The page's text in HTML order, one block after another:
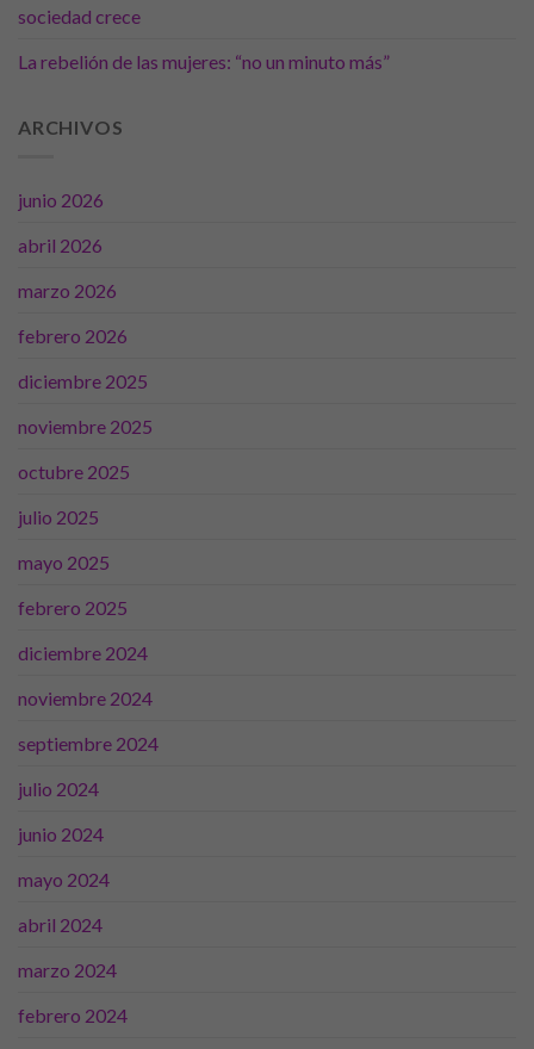
sociedad crece
La rebelión de las mujeres: “no un minuto más”
ARCHIVOS
junio 2026
abril 2026
marzo 2026
febrero 2026
diciembre 2025
noviembre 2025
octubre 2025
julio 2025
mayo 2025
febrero 2025
diciembre 2024
noviembre 2024
septiembre 2024
julio 2024
junio 2024
mayo 2024
abril 2024
marzo 2024
febrero 2024